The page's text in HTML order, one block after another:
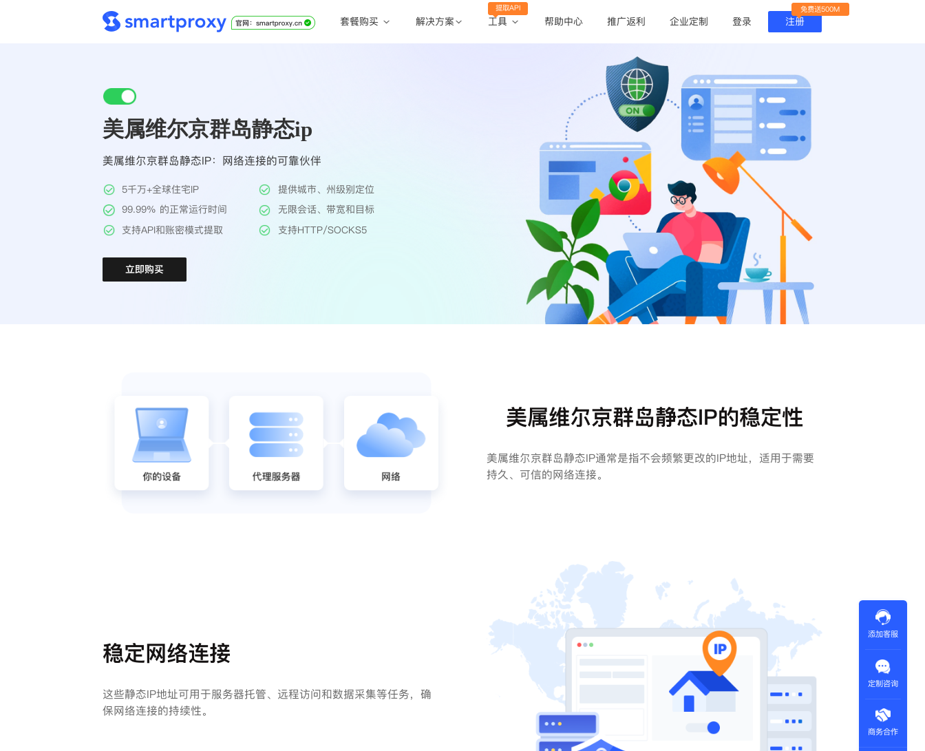
套餐购买 解决方案 工具
提取API
帮助中心 推广返利 企业定制 登录 注册
免费送500M
美属维尔京群岛静态ip
美属维尔京群岛静态IP：网络连接的可靠伙伴
5千万+全球住宅IP
提供城市、州级别定位
99.99% 的正常运行时间
无限会话、带宽和目标
支持API和账密模式提取
支持HTTP/SOCKS5
立即购买
美属维尔京群岛静态IP的稳定性
美属维尔京群岛静态IP通常是指不会频繁更改的IP地址，适用于需要
持久、可信的网络连接。
稳定网络连接
这些静态IP地址可用于服务器托管、远程访问和数据采集等任务，确
保网络连接的持续性。
添加客服
定制咨询
商务合作